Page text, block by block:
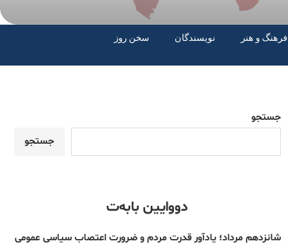
فرهنگ و هنر نویسندگان
سخن روز
جستجو
جستجو
دووایین بابەت
شانزدهم مرداد؛ یادآور قدرت مردم و ضرورت اعتصاب سیاسی عمومی